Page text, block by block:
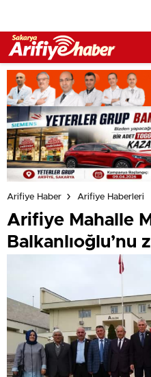
Arifiye Haber Arifiye Haberleri
Arifiye Mahalle